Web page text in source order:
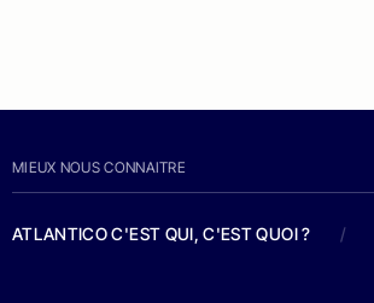
MIEUX NOUS CONNAITRE
ATLANTICO C'EST QUI, C'EST QUOI ? /